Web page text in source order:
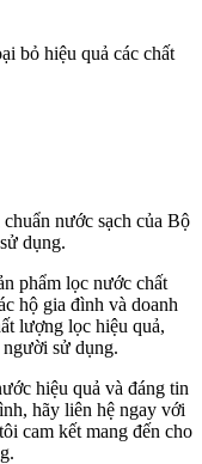
bỏ hiệu quả các chất
nước sạch của Bộ
dụng.
phẩm lọc nước chất
hộ gia đình và doanh
lượng lọc hiệu quả,
người sử dụng.
hiệu quả và đáng tin
hãy liên hệ ngay với
cam kết mang đến cho